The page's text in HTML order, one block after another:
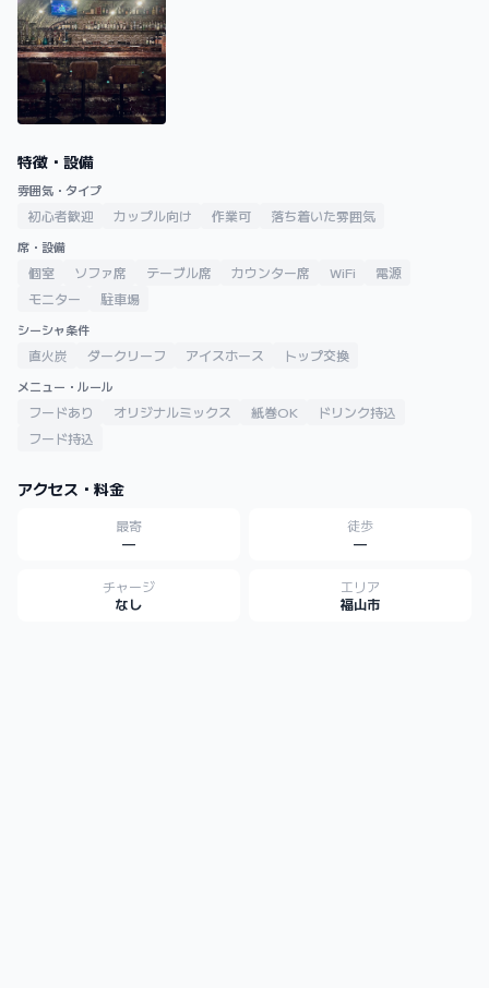
特徴・設備
雰囲気・タイプ
初心者歓迎 カップル向け 作業可 落ち着いた雰囲気
席・設備
個室 ソファ席 テーブル席 カウンター席 WiFi
電源
モニター
駐車場
シーシャ条件
直火炭 ダークリーフ アイスホース トップ交換
メニュー・ルール
フードあり オリジナルミックス 紙巻OK
ドリンク持込
フード持込
アクセス・料金
最寄
—
徒歩
—
チャージ
なし
エリア
福山市